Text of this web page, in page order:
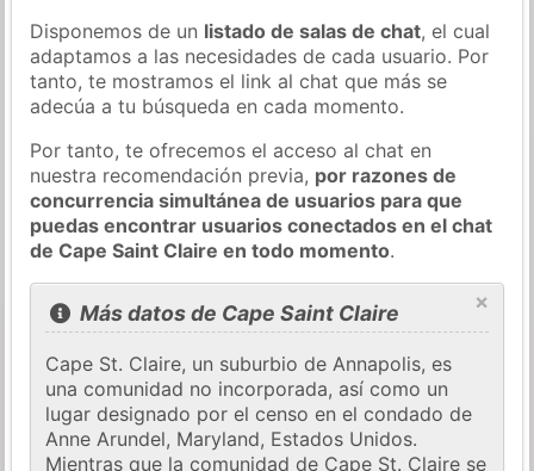
Disponemos de un listado de salas de chat, el cual
adaptamos a las necesidades de cada usuario. Por
tanto, te mostramos el link al chat que más se
adecúa a tu búsqueda en cada momento.
Por tanto, te ofrecemos el acceso al chat en
nuestra recomendación previa, por razones de
concurrencia simultánea de usuarios para que
puedas encontrar usuarios conectados en el chat
de Cape Saint Claire en todo momento.
×
Más datos de Cape Saint Claire
Cape St. Claire, un suburbio de Annapolis, es
una comunidad no incorporada, así como un
lugar designado por el censo en el condado de
Anne Arundel, Maryland, Estados Unidos.
Mientras que la comunidad de Cape St. Claire se